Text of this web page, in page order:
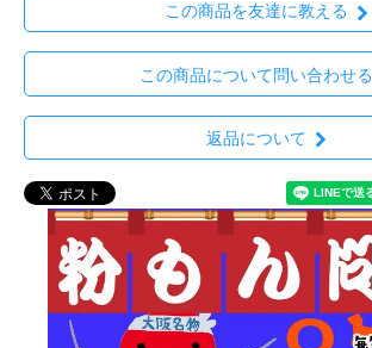
この商品を友達に教える
この商品について問い合わせる
返品について